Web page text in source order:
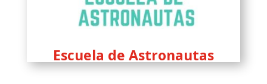
Escuela de Astronautas